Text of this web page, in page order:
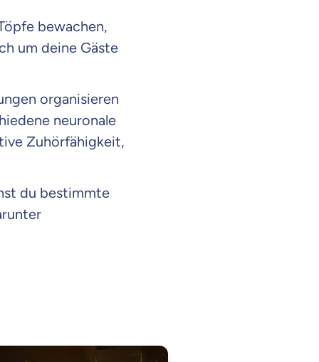
bewachen,
um deine Gäste
organisieren
neuronale
Zuhörfähigkeit,
du bestimmte